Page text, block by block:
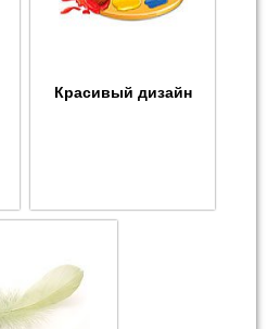
Красивый дизайн